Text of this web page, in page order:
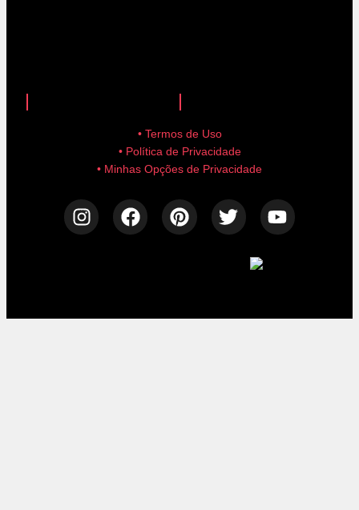
• Termos de Uso
• Política de Privacidade
• Minhas Opções de Privacidade